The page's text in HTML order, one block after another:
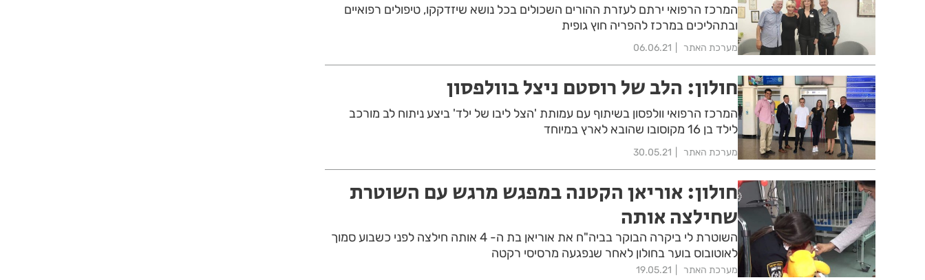
המרכז הרפואי ירתם לעזרת ההורים השכולים בכל נושא שיזדקקו, טיפולים רפואיים
ובתהליכים במרכז להפריה חוץ גופית
מערכת האתר 06.06.21
חולון: הלב של רוסטם ניצל בוולפסון
המרכז הרפואי וולפסון בשיתוף עם עמותת 'הצל ליבו של ילד' ביצע ניתוח לב מורכב
לילד בן 16 מקוסובו שהובא לארץ במיוחד
מערכת האתר 30.05.21
חולון: אוריאן הקטנה במפגש מרגש עם השוטרת
שחילצה אותה
השוטרת לי ביקרה הבוקר בביה"ח את אוריאן בת ה- 4 אותה חילצה לפני כשבוע סמוך
לאוטובוס בוער בחולון לאחר שנפגעה מרסיסי רקטה
מערכת האתר 19.05.21